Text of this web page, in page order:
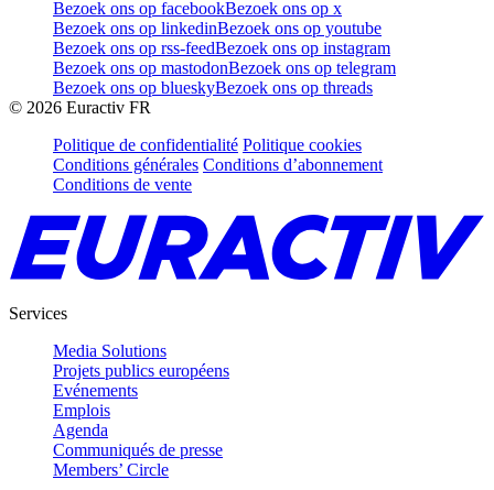
Bezoek ons op facebookBezoek ons op x
Bezoek ons op linkedinBezoek ons op youtube
Bezoek ons op rss-feedBezoek ons op instagram
Bezoek ons op mastodonBezoek ons op telegram
Bezoek ons op blueskyBezoek ons op threads
© 2026 Euractiv FR
Politique de confidentialité Politique cookies
Conditions générales Conditions d’abonnement
Conditions de vente
Services
Media Solutions
Projets publics européens
Evénements
Emplois
Agenda
Communiqués de presse
Members’ Circle